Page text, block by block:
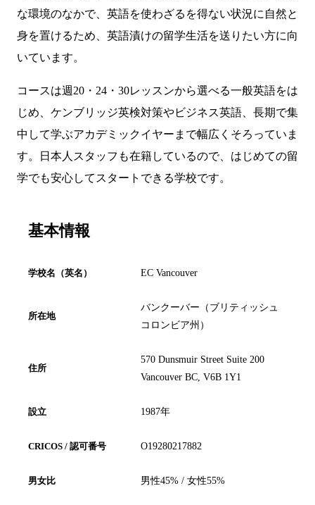
な環境のなかで、英語を使わざるを得ない状況に自然と
身を置けるため、英語漬けの留学生活を送りたい方に向
いています。
コースは週20・24・30レッスンから選べる一般英語をは
じめ、ケンブリッジ英検対策やビジネス英語、長期で集
中して学ぶアカデミックイヤーまで幅広くそろっていま
す。日本人スタッフも在籍しているので、はじめての留
学でも安心してスタートできる学校です。
基本情報
学校名（英名） EC Vancouver
所在地
バンクーバー（ブリティッシュ
コロンビア州）
住所
570 Dunsmuir Street Suite 200
Vancouver BC, V6B 1Y1
設立 1987年
CRICOS / 認可番号 O19280217882
男女比 男性45% / 女性55%